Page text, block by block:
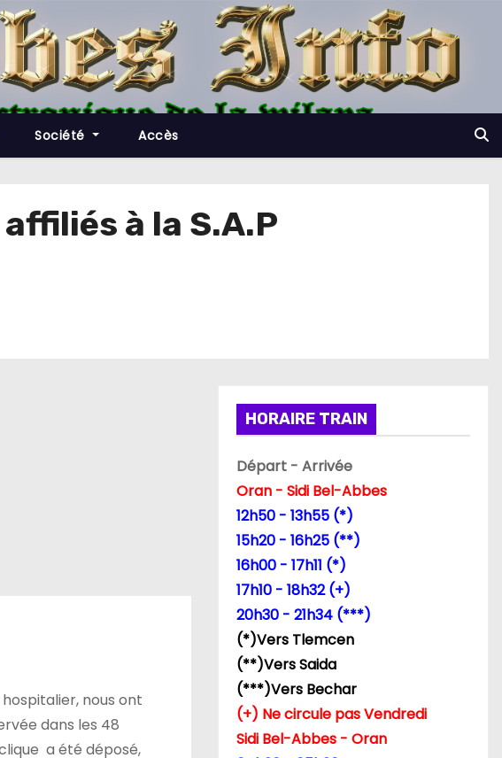
Société Accès
à la S.A.P
nous ont
dans les 48
a été déposé,
HORAIRE TRAIN
Départ - Arrivée
Oran - Sidi Bel-Abbes
12h50 - 13h55 (*)
15h20 - 16h25 (**)
16h00 - 17h11 (*)
17h10 - 18h32 (+)
20h30 - 21h34 (***)
(*)Vers Tlemcen
(**)Vers Saida
(***)Vers Bechar
(+) Ne circule pas Vendredi
Sidi Bel-Abbes - Oran